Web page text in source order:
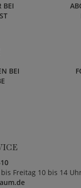
BEI
BEI
Freitag 10 bis 14